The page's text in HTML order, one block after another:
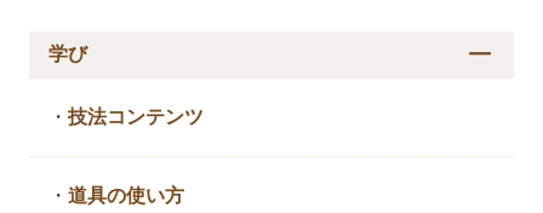
学び
・技法コンテンツ
・道具の使い方